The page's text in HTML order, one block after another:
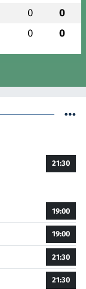
0 0
0 0
21:30
19:00
19:00
21:30
21:30